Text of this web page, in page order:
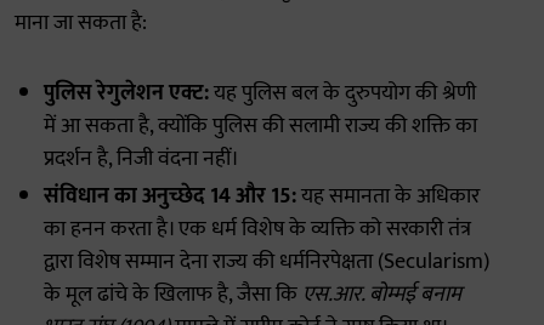
माना जा सकता है:
पुलिस रेगुलेशन एक्ट:यह पुलिस बल के दुरुपयोग की श्रेणी
में आ सकता है, क्योंकि पुलिस की सलामी राज्य की शक्ति का
प्रदर्शन है, निजी वंदना नहीं।
संविधान का अनुच्छेद 14 और 15:यह समानता के अधिकार
का हनन करता है। एक धर्म विशेष के व्यक्ति को सरकारी तंत्र
द्वारा विशेष सम्मान देना राज्य की धर्मनिरपेक्षता (Secularism)
के मूल ढांचे के खिलाफ है, जैसा कि एस.आर. बोम्मई बनाम